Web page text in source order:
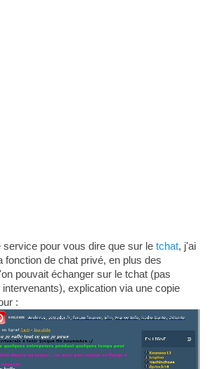
pour vous dire que sur le tchat, j'ai
fonction de chat privé, en plus des
pouvait échanger sur le tchat (pas
explication via une copie
: